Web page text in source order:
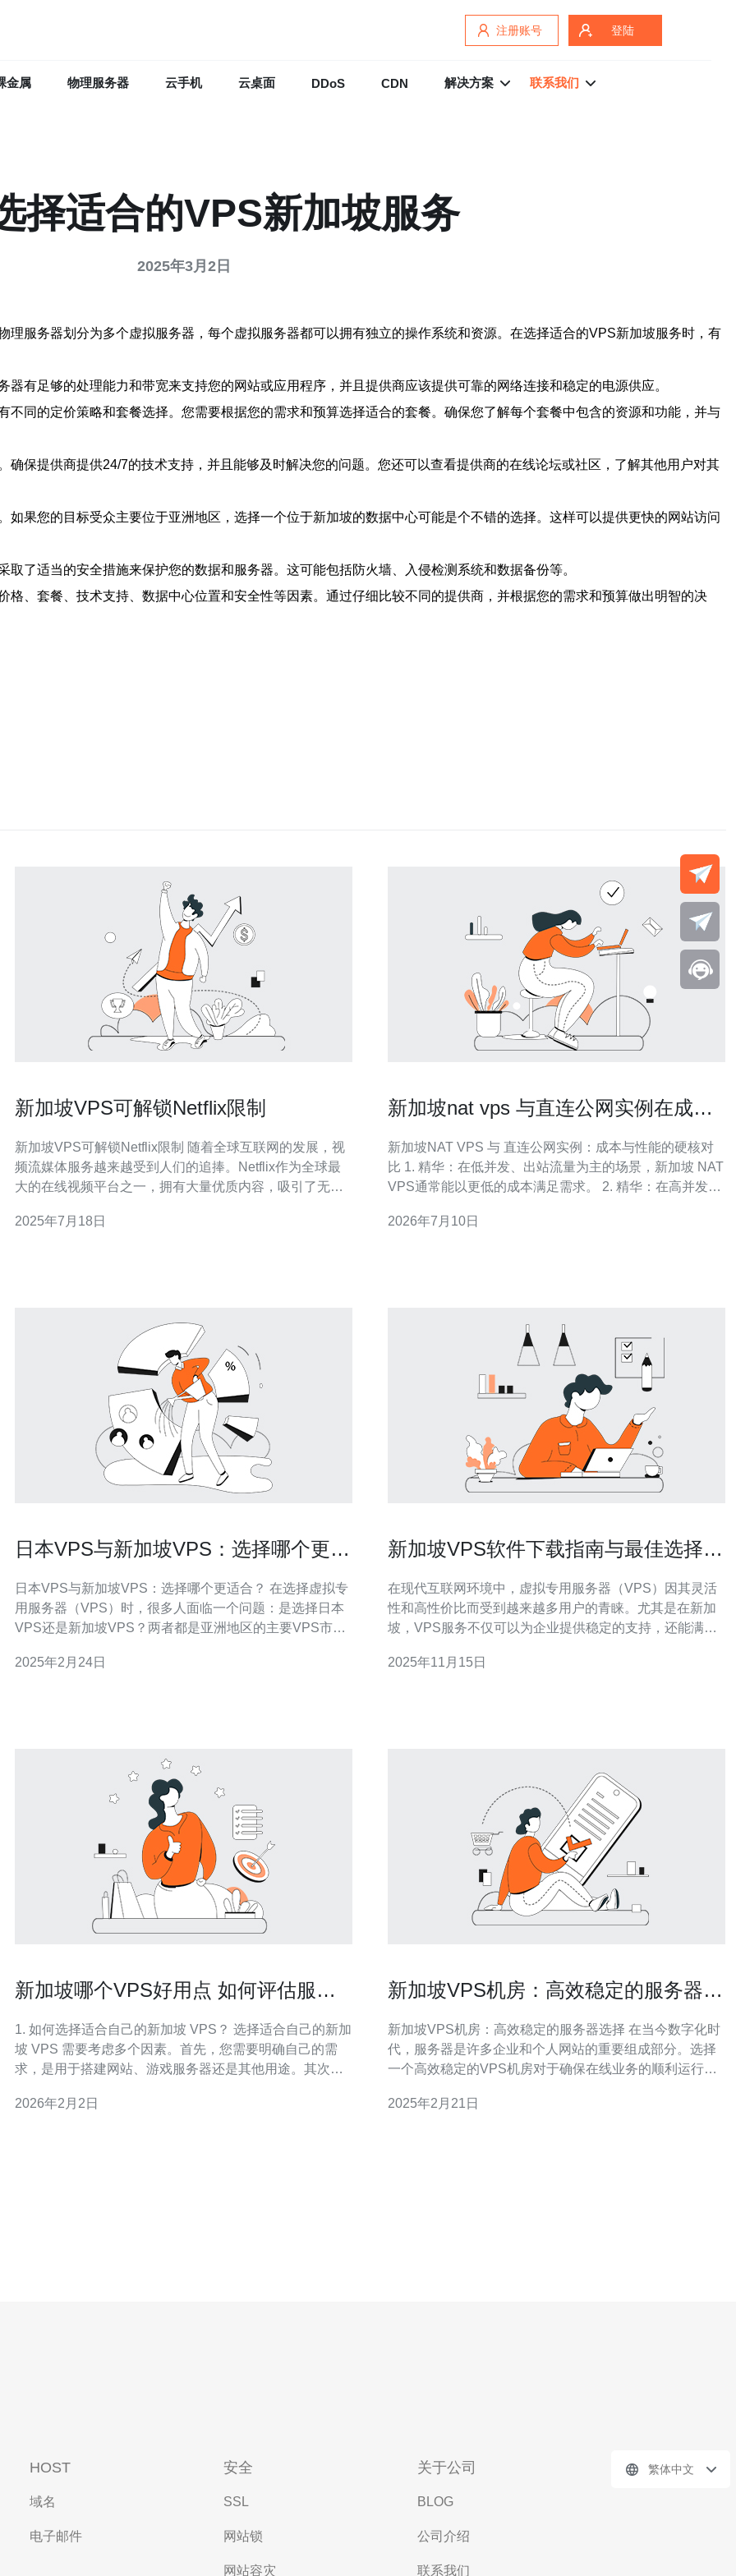
注册账号 登陆
金属 物理服务器 云手机 云桌面 DDoS CDN 解决方案 联系我们
择适合的VPS新加坡服务
2025年3月2日
服务器划分为多个虚拟服务器，每个虚拟服务器都可以拥有独立的操作系统和资源。在选择适合的VPS新加坡服务时，有
有足够的处理能力和带宽来支持您的网站或应用程序，并且提供商应该提供可靠的网络连接和稳定的电源供应。
同的定价策略和套餐选择。您需要根据您的需求和预算选择适合的套餐。确保您了解每个套餐中包含的资源和功能，并与
保提供商提供24/7的技术支持，并且能够及时解决您的问题。您还可以查看提供商的在线论坛或社区，了解其他用户对其
果您的目标受众主要位于亚洲地区，选择一个位于新加坡的数据中心可能是个不错的选择。这样可以提供更快的网站访问
了适当的安全措施来保护您的数据和服务器。这可能包括防火墙、入侵检测系统和数据备份等。
、套餐、技术支持、数据中心位置和安全性等因素。通过仔细比较不同的提供商，并根据您的需求和预算做出明智的决
新加坡VPS可解锁Netflix限制
新加坡VPS可解锁Netflix限制 随着全球互联网的发展，视
频流媒体服务越来越受到人们的追捧。Netflix作为全球最
大的在线视频平台之一，拥有大量优质内容，吸引了无数
无法访问到Netflix上的全部内容。 Netflix之所以有地域限
2025年7月18日
新加坡nat vps 与直连公网实例在成本
新加坡NAT VPS 与 直连公网实例：成本与性能的硬核对
比 1. 精华：在低并发、出站流量为主的场景，新加坡 NAT
VPS通常能以更低的成本满足需求。 2. 精华：在高并发、
控性上更具优势。 3. 精华：综合考量带宽计费、网络路径
2026年7月10日
日本VPS与新加坡VPS：选择哪个更适
日本VPS与新加坡VPS：选择哪个更适合？ 在选择虚拟专
用服务器（VPS）时，很多人面临一个问题：是选择日本
VPS还是新加坡VPS？两者都是亚洲地区的主要VPS市
技术先进的国家，在VPS领域也有很多优势。首先，日本
2025年2月24日
新加坡VPS软件下载指南与最佳选择推
在现代互联网环境中，虚拟专用服务器（VPS）因其灵活
性和高性价比而受到越来越多用户的青睐。尤其是在新加
坡，VPS服务不仅可以为企业提供稳定的支持，还能满足
下载的详细指南，并推荐一些最佳选择。 首先，了解什么
2025年11月15日
新加坡哪个VPS好用点 如何评估服务
1. 如何选择适合自己的新加坡 VPS？ 选择适合自己的新加
坡 VPS 需要考虑多个因素。首先，您需要明确自己的需
求，是用于搭建网站、游戏服务器还是其他用途。其次，
您需求的 VPS。 网络速度：确保 VPS 提供商能够提供稳
2026年2月2日
新加坡VPS机房：高效稳定的服务器选
新加坡VPS机房：高效稳定的服务器选择 在当今数字化时
代，服务器是许多企业和个人网站的重要组成部分。选择
一个高效稳定的VPS机房对于确保在线业务的顺利运行至
个优秀的服务器选择。 1. 优越的地理位置：新加坡位于东
2025年2月21日
HOST
域名
电子邮件
安全
SSL
网站锁
网站容灾
关于公司
BLOG
公司介绍
联系我们
繁体中文